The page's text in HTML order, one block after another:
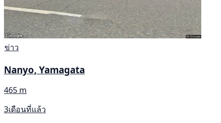
ข่าว
Nanyo, Yamagata
465 m
3เดือนที่แล้ว